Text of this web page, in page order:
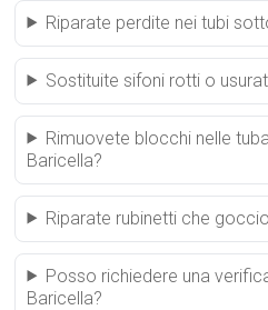
Riparate perdite nei tubi
Sostituite sifoni rotti o
Rimuovete blocchi nelle
Baricella?
Riparate rubinetti che
Posso richiedere una
Baricella?